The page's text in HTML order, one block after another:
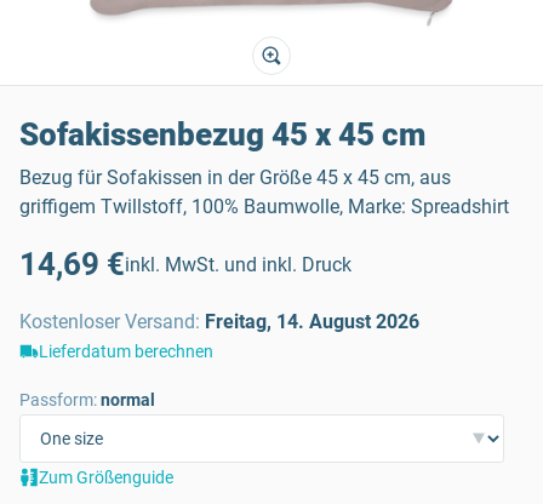
Sofakissenbezug 45 x 45 cm
Bezug für Sofakissen in der Größe 45 x 45 cm, aus
griffigem Twillstoff, 100% Baumwolle, Marke: Spreadshirt
14,69 €inkl. MwSt. und inkl. Druck
Kostenloser Versand: Freitag, 14. August 2026
Lieferdatum berechnen
Passform:normal
Zum Größenguide